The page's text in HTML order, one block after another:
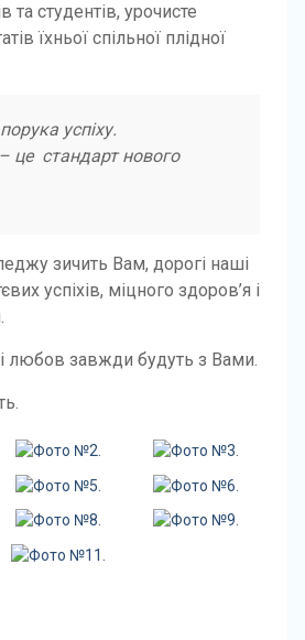
та студентів, урочисте
їхньої спільної плідної
успіху.
це стандарт нового
зичить Вам, дорогі наші
успіхів, міцного здоров’я і
і любов завжди будуть з Вами.